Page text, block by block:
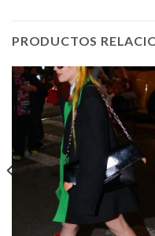
PRODUCTOS